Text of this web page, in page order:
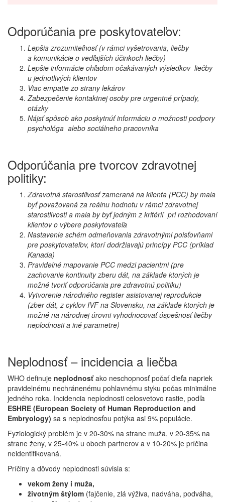
Odporúčania pre poskytovateľov:
Lepšia zrozumiteľnosť(v rámci vyšetrovania, liečby
a komunikácie o vedľajších účinkoch liečby)
Lepšie informácie ohľadom očakávaných výsledkov liečby
u jednotlivých klientov
Viac empatie zo strany lekárov
Zabezpečenie kontaktnej osoby pre urgentné prípady,
otázky
Nájsť spôsob ako poskytnúť informáciu o možnosti podpory
psychológa alebo sociálneho pracovníka
Odporúčania pre tvorcov zdravotnej
politiky:
Zdravotná starostlivosť zameraná na klienta (PCC) by mala
byť považovaná za reálnu hodnotu v rámci zdravotnej
starostlivosti a mala by byť jedným z kritérií pri rozhodovaní
klientov o výbere poskytovateľa
Nastavenie schém odmeňovania zdravotnými poisťovňami
pre poskytovateľov, ktorí dodržiavajú princípy PCC (príklad
Kanada)
Pravidelné mapovanie PCC medzi pacientmi (pre
zachovanie kontinuity zberu dát, na základe ktorých je
možné tvoriť odporúčania pre zdravotnú politiku)
Vytvorenie národného register asistovanej reprodukcie
(zber dát, z cyklov IVF na Slovensku, na základe ktorých je
možné na národnej úrovni vyhodnocovať úspešnosť liečby
neplodnosti a iné parametre)
Neplodnosť – incidencia a liečba
WHO definuje neplodnosťako neschopnosť počať dieťa napriek
pravidelnému nechránenému pohlavnému styku počas minimálne
jedného roka. Incidencia neplodnosti celosvetovo rastie, podľa
ESHRE (European Society of Human Reproduction and
Embryology) sa s neplodnosťou potýka asi 9% populácie.
Fyziologický problém je v 20-30% na strane muža, v 20-35% na
strane ženy, v 25-40% u oboch partnerov a v 10-20% je príčina
neidentifikovaná.
Príčiny a dôvody neplodnosti súvisia s:
vekom ženy i muža,
životným štýlom (fajčenie, zlá výživa, nadváha, podváha,